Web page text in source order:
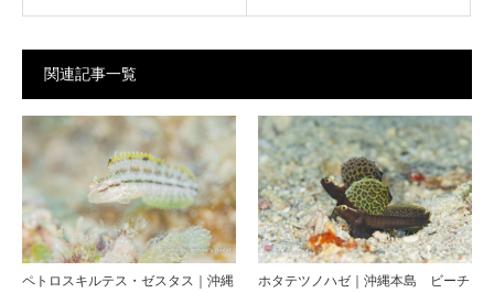
関連記事一覧
ペトロスキルテス・ゼスタス｜沖縄
ホタテツノハゼ｜沖縄本島 ビーチ